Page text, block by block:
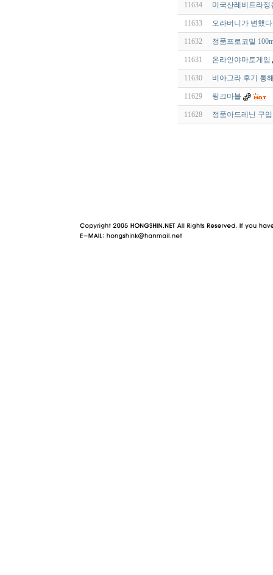
11634 미국산레비트라
11633 오라버니가 변했
11632 정품프로코밀
11631 온라인야마토게임
11630 비아그라 후기 통
11629 링크마블
11628 정품아드레닌 구